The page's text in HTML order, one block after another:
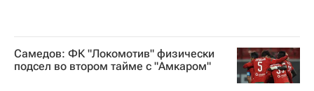
Самедов: ФК "Локомотив" физически
подсел во втором тайме с "Амкаром"